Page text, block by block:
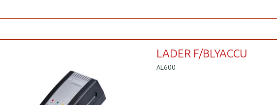
LADER F/BLYACCU
AL600